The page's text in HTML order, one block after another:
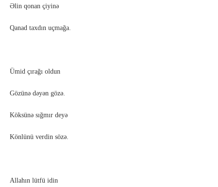
Əlin qonan çiyinə
Qanad taxdın uçmağa.
Ümid çırağı oldun
Gözünə dəyən gözə.
Köksünə sığmır deyə
Könlünü verdin sözə.
Allahın lütfü idin